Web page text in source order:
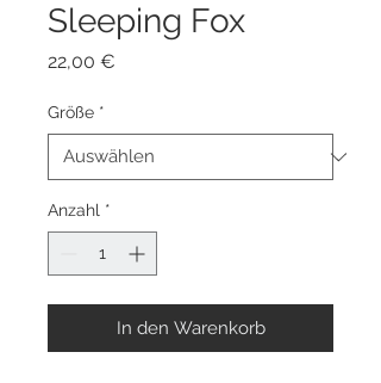
Sleeping Fox
22,00 €
Größe *
Anzahl *
In den Warenkorb